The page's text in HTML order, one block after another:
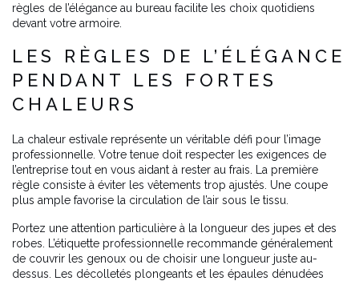
règles de l’élégance au bureau facilite les choix quotidiens
devant votre armoire.
LES RÈGLES DE L’ÉLÉGANCE
PENDANT LES FORTES
CHALEURS
La chaleur estivale représente un véritable défi pour l’image
professionnelle. Votre tenue doit respecter les exigences de
l’entreprise tout en vous aidant à rester au frais. La première
règle consiste à éviter les vêtements trop ajustés. Une coupe
plus ample favorise la circulation de l’air sous le tissu.
Portez une attention particulière à la longueur des jupes et des
robes. L’étiquette professionnelle recommande généralement
de couvrir les genoux ou de choisir une longueur juste au-
dessus. Les décolletés plongeants et les épaules dénudées